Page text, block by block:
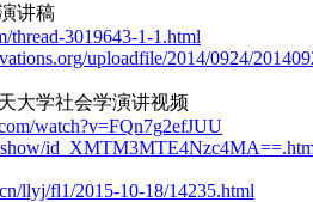
讲稿
thread-3019643-1-1.html
uploadfile/2014/0924/
大学社会学演讲视频
watch?v=FQn7g2efJUU
llyj/fl1/2015-10-18/14235.html